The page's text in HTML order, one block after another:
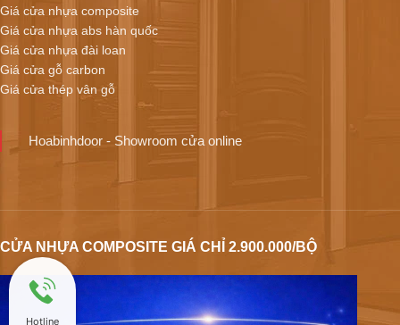
Giá cửa nhựa composite
Giá cửa nhựa abs hàn quốc
Giá cửa nhựa đài loan
Giá cửa gỗ carbon
Giá cửa thép vân gỗ
Hoabinhdoor - Showroom cửa online
CỬA NHỰA COMPOSITE GIÁ CHỈ 2.900.000/BỘ
Hotline